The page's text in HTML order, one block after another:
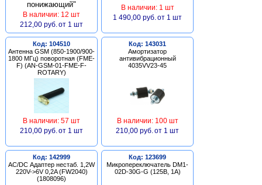
В наличии: 12 шт
212,00 руб. от 1 шт
В наличии: 1 шт
1 490,00 руб. от 1 шт
Код: 104510
Антенна GSM (850-1900/900-
1800 МГц) поворотная (FME-
F) (AN-GSM-01-FME-F-
ROTARY)
В наличии: 57 шт
210,00 руб. от 1 шт
Код: 143031
Амортизатор
антивибрационный
4035VV23-45
В наличии: 100 шт
210,00 руб. от 1 шт
Код: 142999
AC/DC Адаптер нестаб. 1,2W
220V->6V 0,2A (FW2040)
(1808096)
Код: 123699
Микропереключатель DM1-
02D-30G-G (125В, 1А)